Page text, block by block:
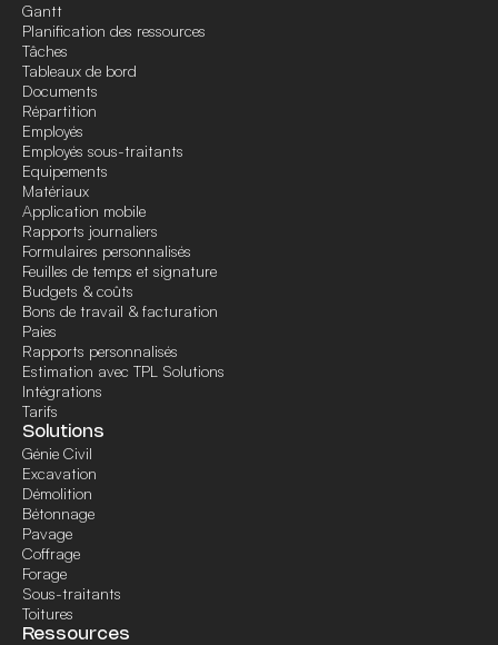
Gantt
Planification des ressources
Tâches
Tableaux de bord
Documents
Répartition
Employés
Employés sous-traitants
Equipements
Matériaux
Application mobile
Rapports journaliers
Formulaires personnalisés
Feuilles de temps et signature
Budgets & coûts
Bons de travail & facturation
Paies
Rapports personnalisés
Estimation avec TPL Solutions
Intégrations
Tarifs
Solutions
Génie Civil
Excavation
Démolition
Bétonnage
Pavage
Coffrage
Forage
Sous-traitants
Toitures
Ressources